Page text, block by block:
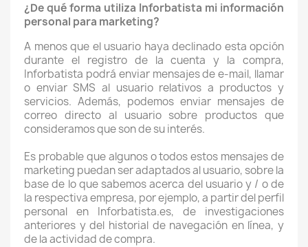
¿De qué forma utiliza Inforbatista mi información
personal para marketing?
A menos que el usuario haya declinado esta opción
durante el registro de la cuenta y la compra,
Inforbatista podrá enviar mensajes de e-mail, llamar
o enviar SMS al usuario relativos a productos y
servicios. Además, podemos enviar mensajes de
correo directo al usuario sobre productos que
consideramos que son de su interés.
Es probable que algunos o todos estos mensajes de
marketing puedan ser adaptados al usuario, sobre la
base de lo que sabemos acerca del usuario y / o de
la respectiva empresa, por ejemplo, a partir del perfil
personal en Inforbatista.es, de investigaciones
anteriores y del historial de navegación en línea, y
de la actividad de compra.